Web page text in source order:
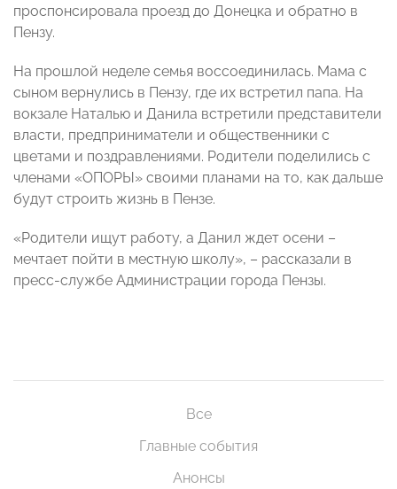
проспонсировала проезд до Донецка и обратно в
Пензу.
На прошлой неделе семья воссоединилась. Мама с
сыном вернулись в Пензу, где их встретил папа. На
вокзале Наталью и Данила встретили представители
власти, предприниматели и общественники с
цветами и поздравлениями. Родители поделились с
членами «ОПОРЫ» своими планами на то, как дальше
будут строить жизнь в Пензе.
«Родители ищут работу, а Данил ждет осени –
мечтает пойти в местную школу», – рассказали в
пресс-службе Администрации города Пензы.
Все
Главные события
Анонсы